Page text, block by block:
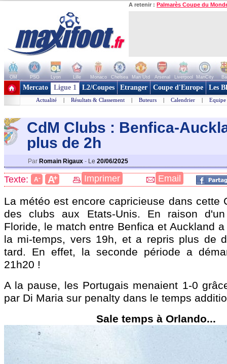
A retenir : Palmarès Coupe du
OM PSG Lyon Lille Monaco Chelsea Man Utd Arsenal Liverpool ManCity
+ de clubs
Mercato Ligue 1 L2/Coupes Etranger Coupe d'Europe Les
Actualité | Résultats & Classement | Buteurs | Calendrier | Equipe
CdM Clubs : Benfica-
plus de 2h
Par Romain Rigaux - Le 20/06/2025
Texte: A- A+ Imprimer Email
La météo est encore capricieuse dans cette
des clubs aux Etats-Unis. En raison
Floride, le match entre Benfica et Auckland
la mi-temps, vers 19h, et a repris plus de
tard. En effet, la seconde période a
21h20 !
A la pause, les Portugais menaient 1-0
par Di Maria sur penalty dans le temps
Sale temps à Orlando...